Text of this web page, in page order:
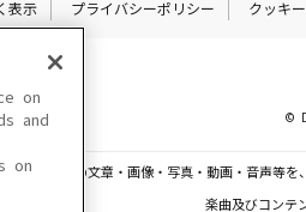
表示
プライバシーポリシー クッキ
©
ている一切の文章・画像・写真・動画・音声等
楽曲及びコンテ
on
and
on